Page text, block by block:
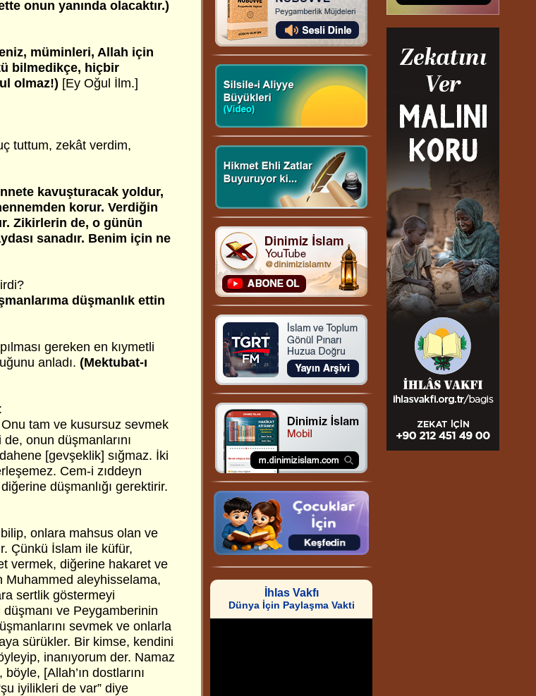
onun yanında olacaktır.)
müminleri, Allah için
bilmedikçe, hiçbir
olmaz!) [Ey Oğul İlm.]
tuttum, zekât verdim,
kavuşturacak yoldur,
korur. Verdiğin
Zikirlerin de, o günün
sanadır. Benim için ne
düşmanlık ettin
gereken en kıymetli
anladı. (Mektubat-ı
tam ve kusursuz sevmek
onun düşmanlarını
[gevşeklik] sığmaz. İki
Cem-i zıddeyn
düşmanlığı gerektirir.
onlara mahsus olan ve
Çünkü İslam ile küfür,
vermek, diğerine hakaret ve
Muhammed aleyhisselama,
sertlik göstermeyi
ve Peygamberinin
sevmek ve onlarla
sürükler. Bir kimse, kendini
inanıyorum der. Namaz
[Allah’ın dostlarını
iyilikleri de var” diye
İhlas Vakfı
Dünya İçin Paylaşma Vakti